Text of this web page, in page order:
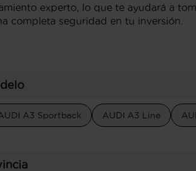
experto, lo que te ayudará a
completa seguridad en tu inversión.
A3 Sportback AUDI A3 Line